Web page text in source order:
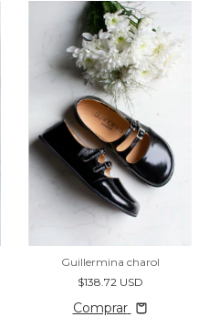
Guillermina charol
$138.72 USD
Comprar